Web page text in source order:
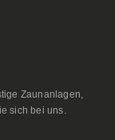
Zaunanlagen,
sich bei uns.